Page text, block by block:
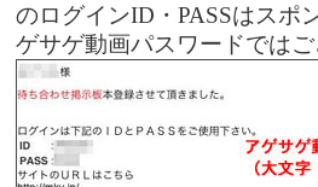
のログインID・PASSはスポ
ゲサゲ動画パスワードでは